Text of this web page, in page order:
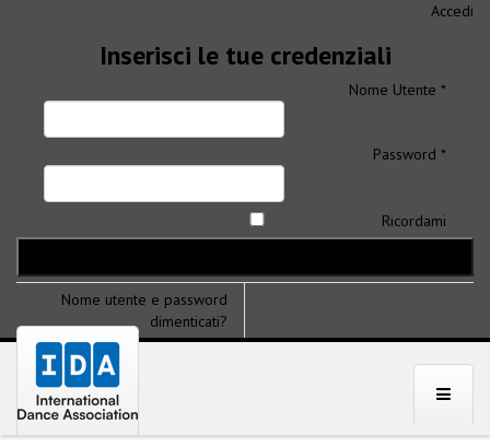
Accedi
Inserisci le tue credenziali
Nome Utente *
Password *
Ricordami
Nome utente e password
dimenticati?